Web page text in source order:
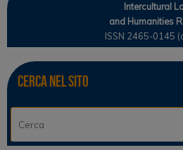
Intercultural
and Humanities
ISSN 2465-0145
Cerca nel sito